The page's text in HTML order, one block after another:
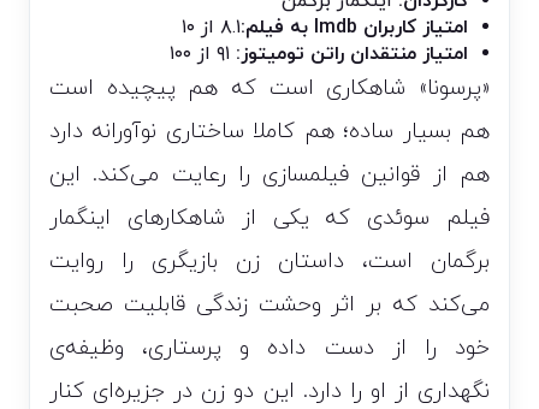
امتیاز کاربران Imdb به فیلم:
۸.۱ از ۱۰
امتیاز منتقدان راتن تومیتوز:
«پرسونا» شاهکاری است که هم پیچیده است
هم بسیار ساده؛ هم کاملا ساختاری نوآورانه دارد
هم از قوانین فیلمسازی را رعایت می‌کند. این
فیلم سوئدی که یکی از شاهکارهای اینگمار
برگمان است، داستان زن بازیگری را روایت
می‌کند که بر اثر وحشت زندگی قابلیت صحبت
خود را از دست داده و پرستاری، وظیفه‌ی
نگهداری از او را دارد. این دو زن در جزیره‌ای کنار